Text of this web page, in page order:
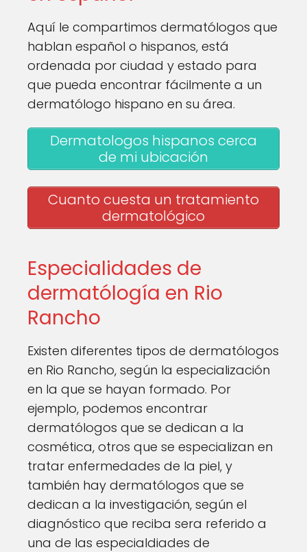
Aquí le compartimos dermatólogos que
hablan español o hispanos, está
ordenada por ciudad y estado para
que pueda encontrar fácilmente a un
dermatólogo hispano en su área.
Dermatologos hispanos cerca
de mi ubicación
Cuanto cuesta un tratamiento
dermatológico
Especialidades de
dermatólogía en Rio
Rancho
Existen diferentes tipos de dermatólogos
en Rio Rancho, según la especialización
en la que se hayan formado. Por
ejemplo, podemos encontrar
dermatólogos que se dedican a la
cosmética, otros que se especializan en
tratar enfermedades de la piel, y
también hay dermatólogos que se
dedican a la investigación, según el
diagnóstico que reciba sera referido a
una de las especialdiades de